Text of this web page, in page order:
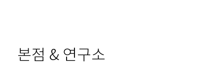
본점 & 연구소